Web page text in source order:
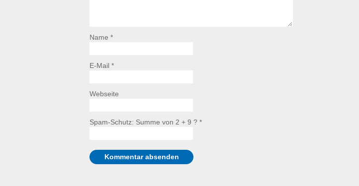
Name *
E-Mail *
Webseite
Spam-Schutz: Summe von 2 + 9 ? *